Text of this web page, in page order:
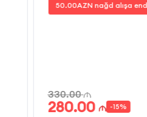
50.00AZN nağd alışa
330.00
280.00 -15%